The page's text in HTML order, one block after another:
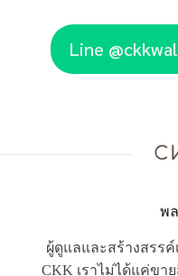
Line
พ
ผู้ดูแลและสร้างสรร
CKK เราไม่ได้แค่ขา